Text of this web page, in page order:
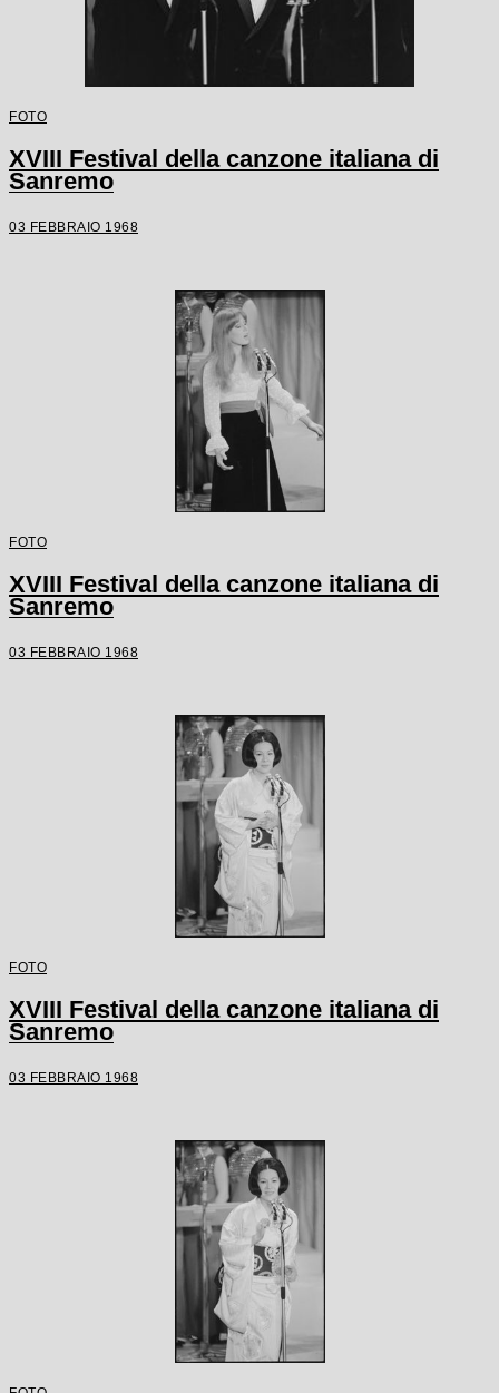
FOTO
XVIII Festival della canzone italiana di
Sanremo
03 FEBBRAIO 1968
FOTO
XVIII Festival della canzone italiana di
Sanremo
03 FEBBRAIO 1968
FOTO
XVIII Festival della canzone italiana di
Sanremo
03 FEBBRAIO 1968